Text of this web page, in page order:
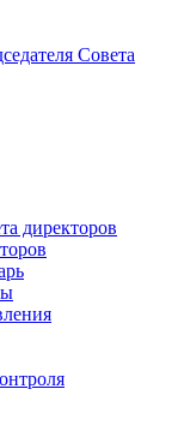
Совета
директоров